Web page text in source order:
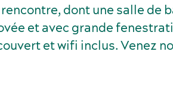
dont une salle de
et avec grande
et wifi inclus. Venez